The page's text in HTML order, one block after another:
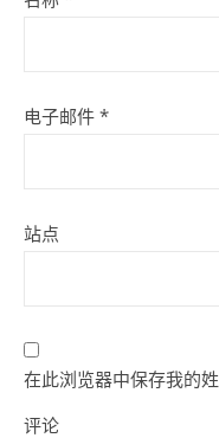
电子邮件 *
站点
在此浏览器中保存我的
评论